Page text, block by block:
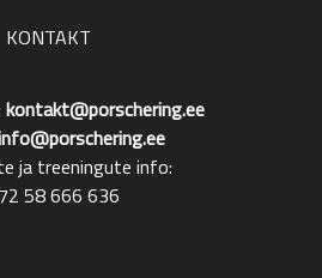
KONTAKT
kontakt@porschering.ee
ja treeningute info:
58 666 636